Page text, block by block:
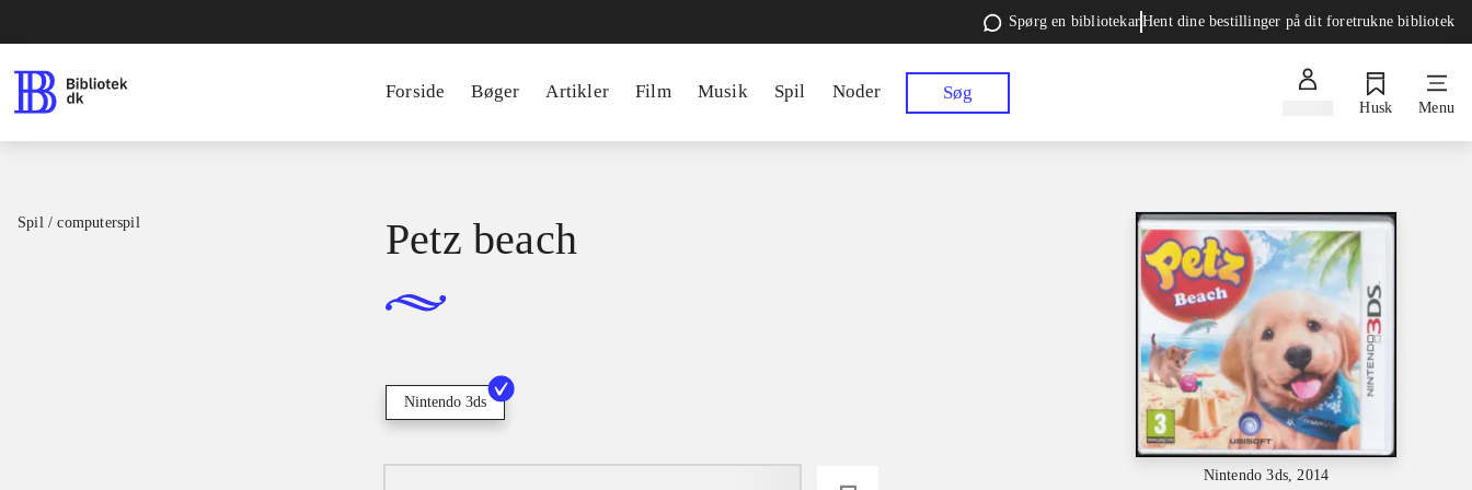
Spørg en bibliotekarHent dine bestillinger på dit foretrukne bibliotek
Forside Bøger Artikler Film Musik Spil Noder Søg
Husk Menu
Spil / computerspil
Nintendo 3ds, 2014
Petz beach
Nintendo 3ds